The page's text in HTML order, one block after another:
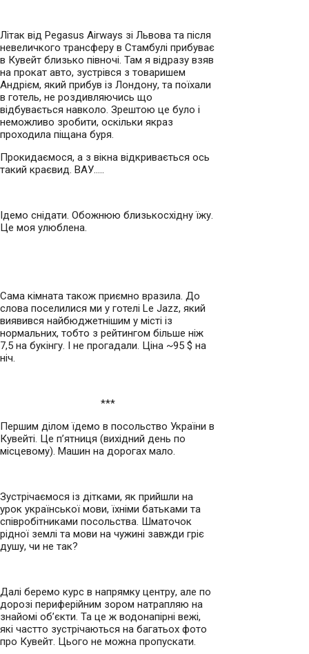
Літак від Pegasus Airways зі Львова та після
невеличкого трансферу в Стамбулі прибуває
в Кувейт близько півночі. Там я відразу взяв
на прокат авто, зустрівся з товаришем
Андрієм, який прибув із Лондону, та поїхали
в готель, не роздивляючись що
відбувається навколо. Зрештою це було і
неможливо зробити, оскільки якраз
проходила піщана буря.
Прокидаємося, а з вікна відкривається ось
такий краєвид. ВАУ…..
Ідемо снідати. Обожнюю близькосхідну їжу.
Це моя улюблена.
Сама кімната також приємно вразила. До
слова поселилися ми у готелі Le Jazz, який
виявився найбюджетнішим у місті із
нормальних, тобто з рейтингом більше ніж
7,5 на букінгу. І не прогадали. Ціна ~95 $ на
ніч.
***
Першим ділом їдемо в посольство України в
Кувейті. Це п’ятниця (вихідний день по
місцевому). Машин на дорогах мало.
Зустрічаємося із дітками, як прийшли на
урок української мови, їхніми батьками та
співробітниками посольства. Шматочок
рідної землі та мови на чужині завжди гріє
душу, чи не так?
Далі беремо курс в напрямку центру, але по
дорозі периферійним зором натрапляю на
знайомі об’єкти. Та це ж водонапірні вежі,
які частто зустрічаються на багатьох фото
про Кувейт. Цього не можна пропускати.